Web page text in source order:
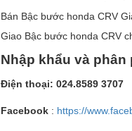
Bán Bậc bước honda CRV
Giao Bậc bước honda CRV
Nhập khẩu và phân
Điện thoại: 024.8589 3707
Facebook : https://